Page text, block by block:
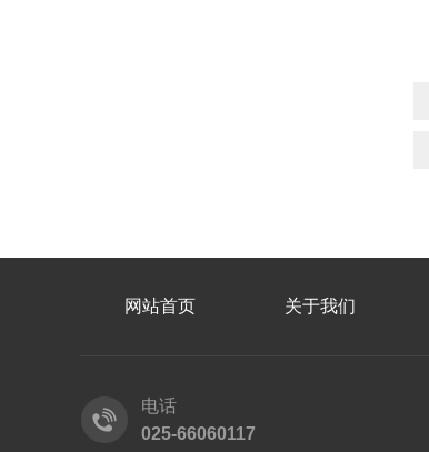
网站首页 关于我们
电话
025-66060117